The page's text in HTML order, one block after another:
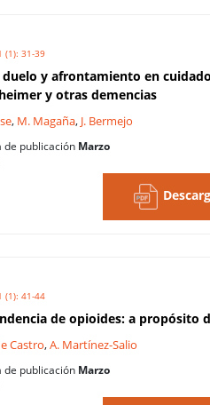
(1): 31-39
y afrontamiento en
y otras demencias
, M. Magaña, J. Bermejo
de publicación Marzo
(1): 41-44
de opioides: a propósito
Castro,A. Martínez-Salio
de publicación Marzo